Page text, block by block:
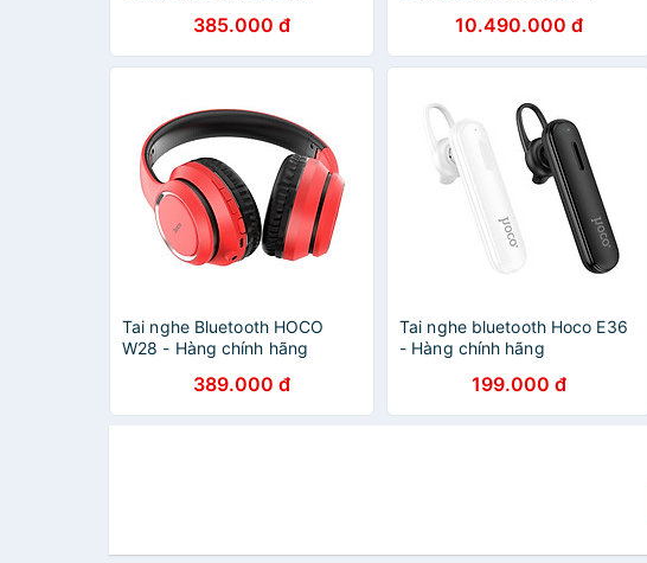
385.000 đ
chính hãng10.490.000 đ
Tai nghe Bluetooth HOCO
W28 - Hàng chính hãng
389.000 đ
Tai nghe bluetooth Hoco E36
- Hàng chính hãng
199.000 đ